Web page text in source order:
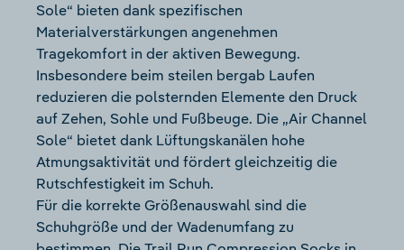
Sole“ bieten dank spezifischen
Materialverstärkungen angenehmen
Tragekomfort in der aktiven Bewegung.
Insbesondere beim steilen bergab Laufen
reduzieren die polsternden Elemente den Druck
auf Zehen, Sohle und Fußbeuge. Die „Air Channel
Sole“ bietet dank Lüftungskanälen hohe
Atmungsaktivität und fördert gleichzeitig die
Rutschfestigkeit im Schuh.
Für die korrekte Größenauswahl sind die
Schuhgröße und der Wadenumfang zu